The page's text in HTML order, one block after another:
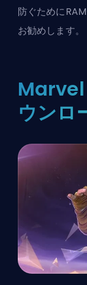
防ぐために
お勧めします。
Marvel
ウンロ